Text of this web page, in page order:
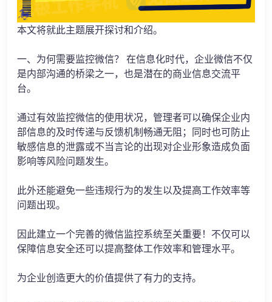
本文将就此主题展开探讨和介绍。
一、为何需要监控微信？ 在信息化时代，企业微信不仅
是内部沟通的桥梁之一，也是潜在的商业信息交流平
台。
通过有效监控微信的使用状况，管理者可以确保企业内
部信息的及时传递与反馈机制畅通无阻；同时也可防止
敏感信息的泄露或不当言论的出现对企业形象造成负面
影响等风险问题发生。
此外还能避免一些违规行为的发生以及提高工作效率等
问题出现。
因此建立一个完善的微信监控系统至关重要！不仅可以
保障信息安全还可以提高整体工作效率和管理水平。
为企业创造更大的价值提供了有力的支持。